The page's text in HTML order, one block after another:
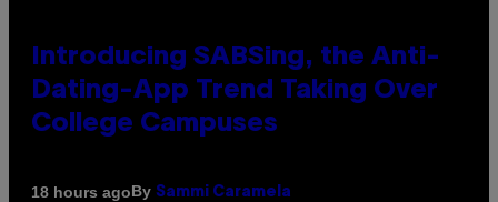
Introducing SABSing, the Anti-
Dating-App Trend Taking Over
College Campuses
18 hours agoBy Sammi Caramela